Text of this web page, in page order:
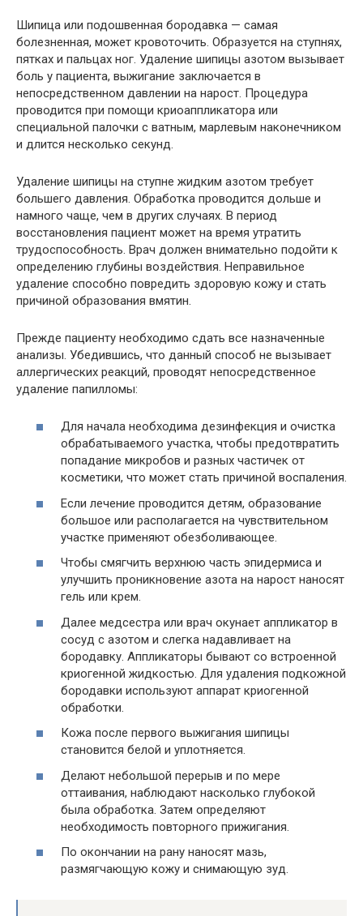
Шипица или подошвенная бородавка — самая
болезненная, может кровоточить. Образуется на ступнях,
пятках и пальцах ног. Удаление шипицы азотом вызывает
боль у пациента, выжигание заключается в
непосредственном давлении на нарост. Процедура
проводится при помощи криоаппликатора или
специальной палочки с ватным, марлевым наконечником
и длится несколько секунд.
Удаление шипицы на ступне жидким азотом требует
большего давления. Обработка проводится дольше и
намного чаще, чем в других случаях. В период
восстановления пациент может на время утратить
трудоспособность. Врач должен внимательно подойти к
определению глубины воздействия. Неправильное
удаление способно повредить здоровую кожу и стать
причиной образования вмятин.
Прежде пациенту необходимо сдать все назначенные
анализы. Убедившись, что данный способ не вызывает
аллергических реакций, проводят непосредственное
удаление папилломы:
Для начала необходима дезинфекция и очистка
обрабатываемого участка, чтобы предотвратить
попадание микробов и разных частичек от
косметики, что может стать причиной воспаления.
Если лечение проводится детям, образование
большое или располагается на чувствительном
участке применяют обезболивающее.
Чтобы смягчить верхнюю часть эпидермиса и
улучшить проникновение азота на нарост наносят
гель или крем.
Далее медсестра или врач окунает аппликатор в
сосуд с азотом и слегка надавливает на
бородавку. Аппликаторы бывают со встроенной
криогенной жидкостью. Для удаления подкожной
бородавки используют аппарат криогенной
обработки.
Кожа после первого выжигания шипицы
становится белой и уплотняется.
Делают небольшой перерыв и по мере
оттаивания, наблюдают насколько глубокой
была обработка. Затем определяют
необходимость повторного прижигания.
По окончании на рану наносят мазь,
размягчающую кожу и снимающую зуд.